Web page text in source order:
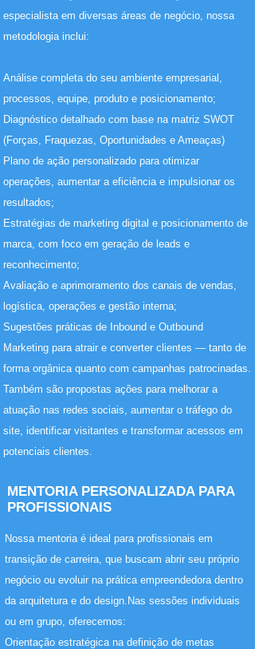
especialista em diversas áreas de negócio, nossa
metodologia inclui:
Análise completa do seu ambiente empresarial,
processos, equipe, produto e posicionamento;
Diagnóstico detalhado com base na matriz SWOT
(Forças, Fraquezas, Oportunidades e Ameaças)
Plano de ação personalizado para otimizar
operações, aumentar a eficiência e impulsionar os
resultados;
Estratégias de marketing digital e posicionamento de
marca, com foco em geração de leads e
reconhecimento;
Avaliação e aprimoramento dos canais de vendas,
logística, operações e gestão interna;
Sugestões práticas de Inbound e Outbound
Marketing para atrair e converter clientes — tanto de
forma orgânica quanto com campanhas patrocinadas.
Também são propostas ações para melhorar a
atuação nas redes sociais, aumentar o tráfego do
site, identificar visitantes e transformar acessos em
potenciais clientes.
MENTORIA PERSONALIZADA PARA
PROFISSIONAIS
Nossa mentoria é ideal para profissionais em
transição de carreira, que buscam abrir seu próprio
negócio ou evoluir na prática empreendedora dentro
da arquitetura e do design.Nas sessões individuais
ou em grupo, oferecemos:
Orientação estratégica na definição de metas